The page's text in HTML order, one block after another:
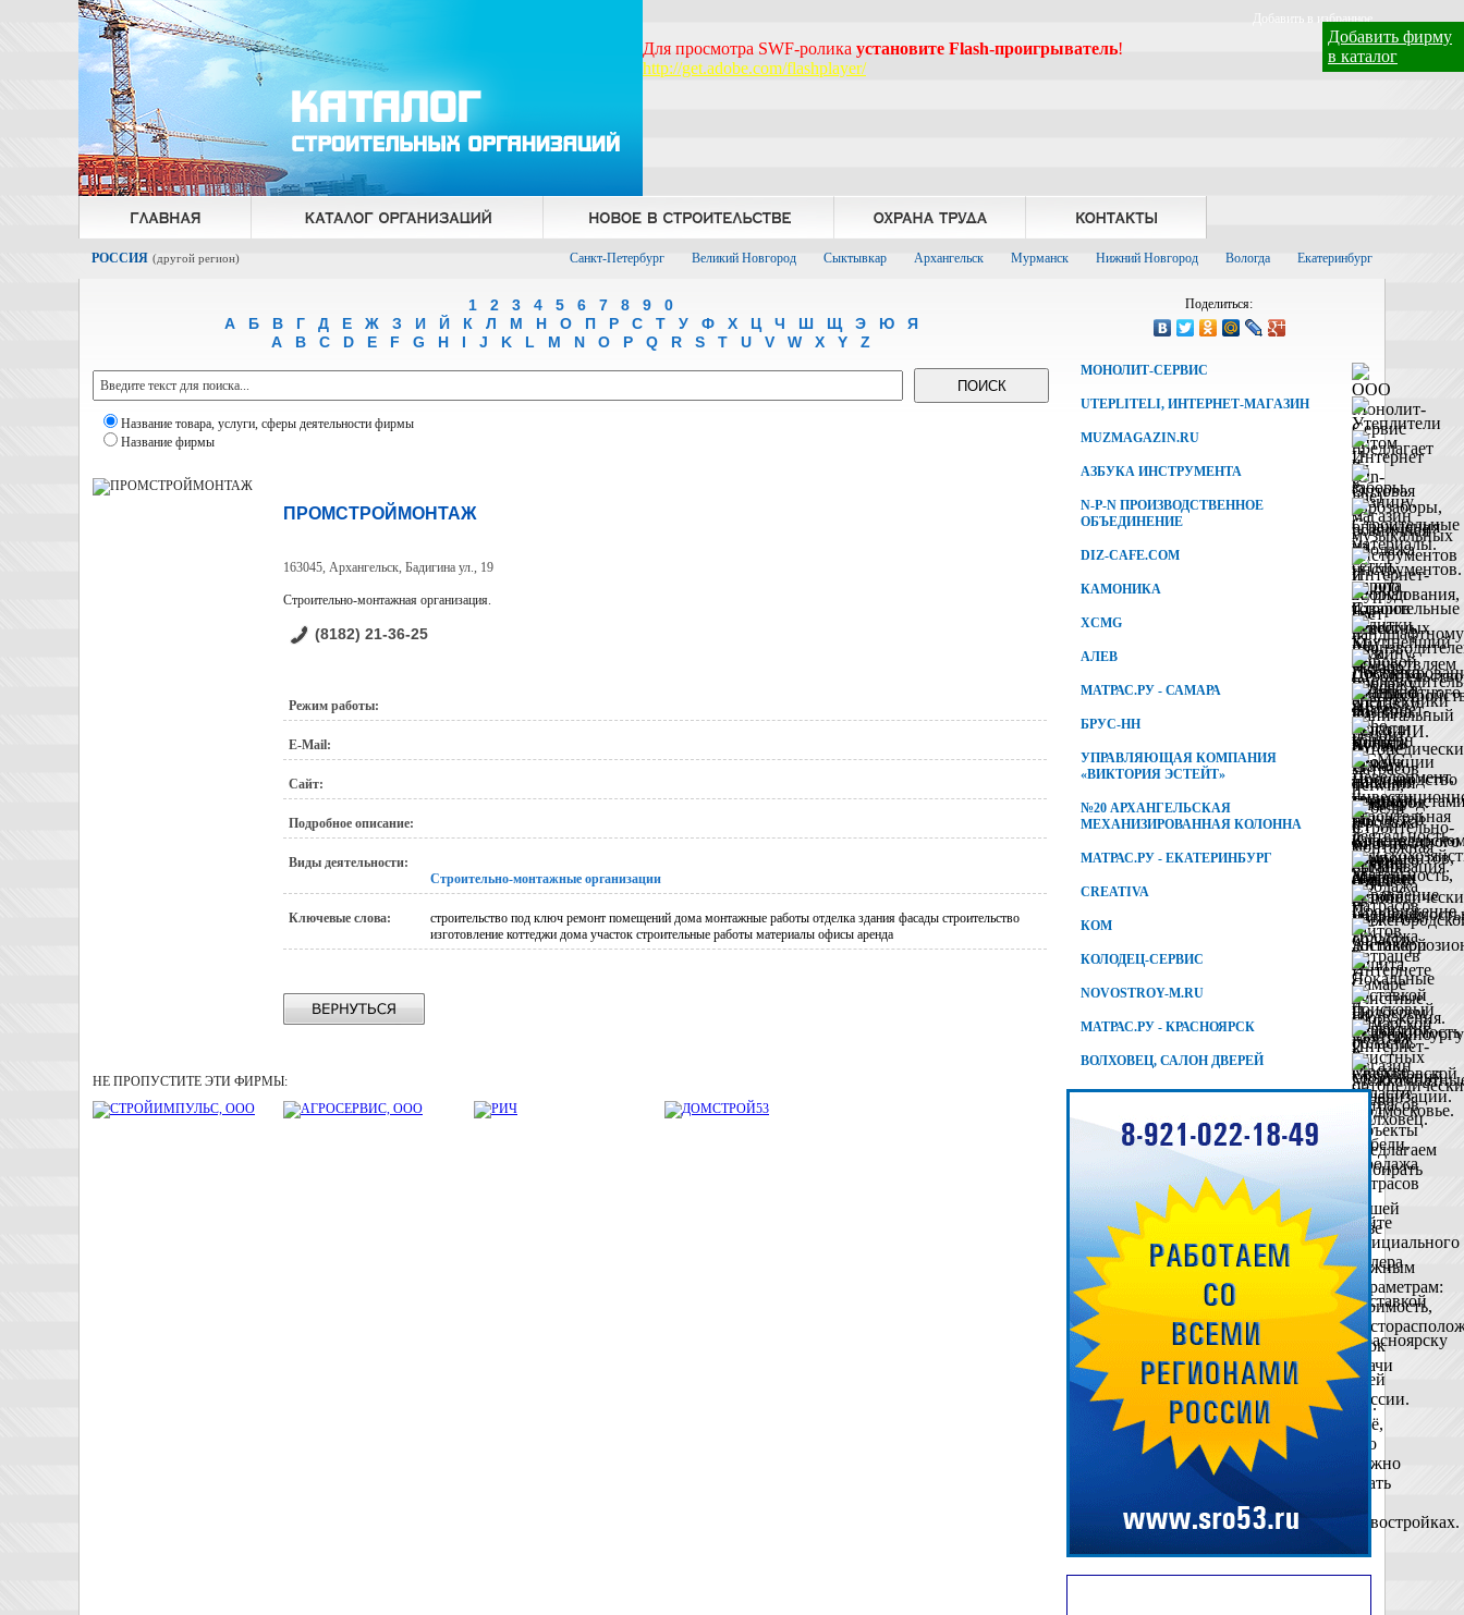
Добавить в избранное
Для просмотра SWF-ролика установите Flash-проигрыватель!
http://get.adobe.com/flashplayer/
РОССИЯ (другой регион) Екатеринбург
Вологда
Нижний Новгород
Мурманск
Архангельск
Сыктывкар
Великий Новгород
Санкт-Петербург
1 2 3 4 5 6 7 8 9
0
А
Б В Г Д Е Ж З И Й К Л М Н О П Р С Т У Ф Х Ц Ч Ш Щ Э Ю
Я
A
B C D E F G H I J K L M N O P Q R S T U V W X Y Z
Название товара, услуги, сферы деятельности фирмы
Название фирмы
ПРОМСТРОЙМОНТАЖ
163045, Архангельск, Бадигина ул., 19
Строительно-монтажная организация.
(8182) 21-36-25
Режим работы:
E-Mail:
Сайт:
Подробное описание:
Виды деятельности:
Строительно-монтажные организации
Ключевые слова:
строительство под ключ ремонт помещений дома монтажные работы отделка здания фасады строительство
изготовление коттеджи дома участок строительные работы материалы офисы аренда
НЕ ПРОПУСТИТЕ ЭТИ ФИРМЫ:
Поделиться:
МОНОЛИТ-СЕРВИС
UTEPLITELI, ИНТЕРНЕТ-МАГАЗИН
MUZMAGAZIN.RU
АЗБУКА ИНСТРУМЕНТА
N-P-N ПРОИЗВОДСТВЕННОЕ
ОБЪЕДИНЕНИЕ
DIZ-CAFE.COM
КАМОНИКА
XCMG
АЛЕВ
МАТРАС.РУ - САМАРА
БРУС-НН
УПРАВЛЯЮЩАЯ КОМПАНИЯ
«ВИКТОРИЯ ЭСТЕЙТ»
№20 АРХАНГЕЛЬСКАЯ
МЕХАНИЗИРОВАННАЯ КОЛОННА
МАТРАС.РУ - ЕКАТЕРИНБУРГ
CREATIVA
КОМ
КОЛОДЕЦ-СЕРВИС
NOVOSTROY-M.RU
МАТРАС.РУ - КРАСНОЯРСК
ВОЛХОВЕЦ, САЛОН ДВЕРЕЙ
Добавить фирму
в каталог